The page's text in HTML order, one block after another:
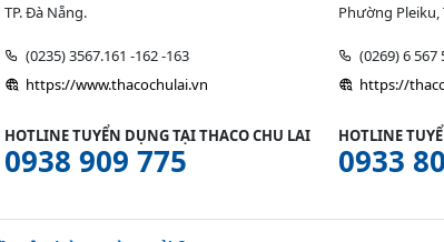
TP. Đà Nẵng.
(0235) 3567.161 -162 -163
https://www.thacochulai.vn
Phường Pleiku,
(0269) 6 567
https://
HOTLINE TUYỂN DỤNG TẠI THACO CHU LAI
0938 909 775
HOTLINE
0933